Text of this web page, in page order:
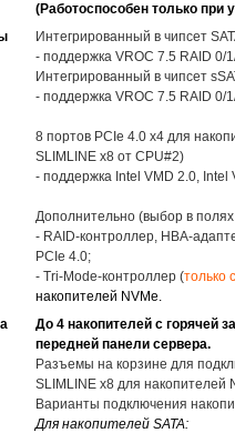
(Работоспособен только при
Интегрированный в чипсет
- поддержка VROC 7.5 RAID 0/
Интегрированный в чипсет
- поддержка VROC 7.5 RAID 0/
8 портов PCIe 4.0 x4 для
SLIMLINE x8 от CPU#2)
- поддержка Intel VMD 2.0, Intel
Дополнительно (выбор в
- RAID-контроллер, HBA-
PCIe 4.0;
- Tri-Mode-контроллер (только
накопителей NVMe.
До 4 накопителей с горячей
передней панели сервера.
Разъемы на корзине для
SLIMLINE x8 для накопителей
Варианты подключения
Для накопителей SATA: